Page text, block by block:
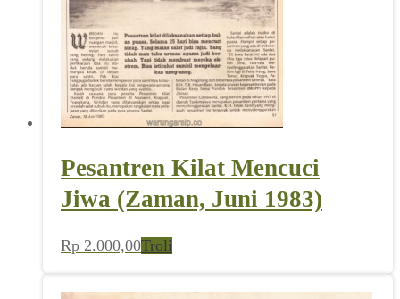
Pesantren Kilat Mencuci
Jiwa (Zaman, Juni 1983)
Rp 2.000,00Troli